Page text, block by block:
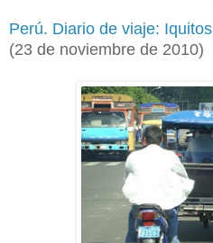
Perú. Diario de viaje: Iquitos
(23 de noviembre de 2010)